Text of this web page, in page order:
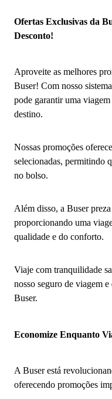
Ofertas Exclusivas da
Desconto!
Aproveite as melhores
Buser! Com nosso
pode garantir uma
destino.
Nossas promoções
selecionadas, permitindo
no bolso.
Além disso, a Buser
proporcionando uma
qualidade e do conforto.
Viaje com tranquilidade
nosso seguro de viagem
Buser.
Economize Enquanto
A Buser está
oferecendo promoções